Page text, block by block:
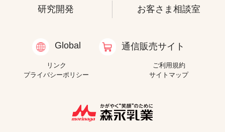
研究開発 お客さま相談室
Global 通信販売サイト
リンク
ご利用規約
プライバシーポリシー
サイトマップ